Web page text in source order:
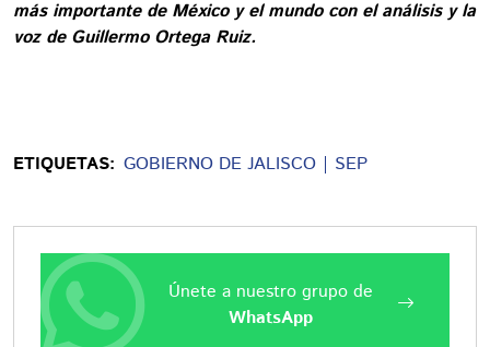
más importante de México y el mundo con el análisis y la
voz de Guillermo Ortega Ruiz.
ETIQUETAS: GOBIERNO DE JALISCO SEP
Únete a nuestro grupo de
WhatsApp